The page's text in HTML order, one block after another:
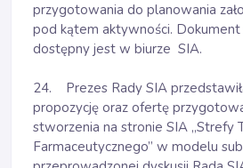
przygotowania do planowania
pod kątem aktywności.
dostępny jest w biurze SIA.
24. Prezes Rady SIA
propozycję oraz ofertę
stworzenia na stronie SIA „Strefy
Farmaceutycznego” w modelu